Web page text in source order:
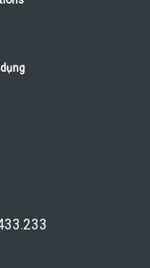
MCI. Mã số thuế: